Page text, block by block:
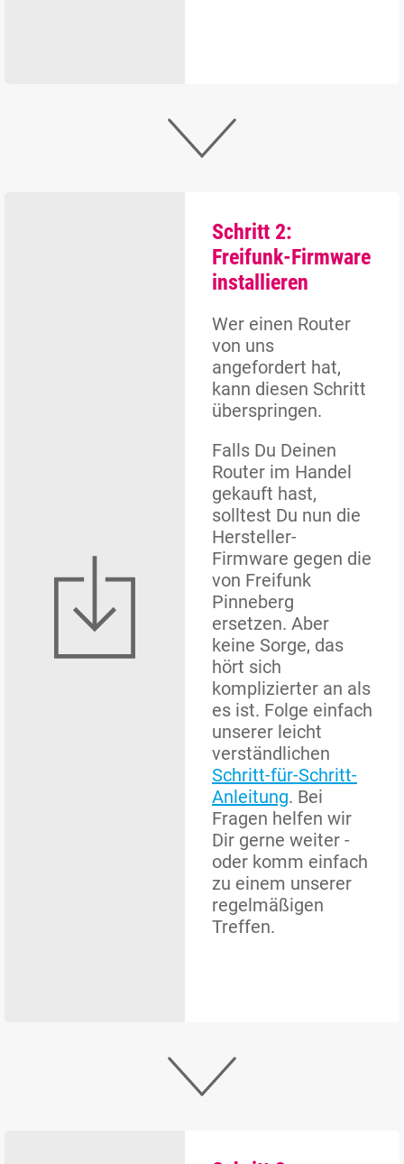
Schritt 2:
Freifunk-Firmware
installieren
Wer einen Router
von uns
angefordert hat,
kann diesen Schritt
überspringen.
Falls Du Deinen
Router im Handel
gekauft hast,
solltest Du nun die
Hersteller-
Firmware gegen die
von Freifunk
Pinneberg
ersetzen. Aber
keine Sorge, das
hört sich
komplizierter an als
es ist. Folge einfach
unserer leicht
verständlichen
Schritt-für-Schritt-
Anleitung. Bei
Fragen helfen wir
Dir gerne weiter -
oder komm einfach
zu einem unserer
regelmäßigen
Treffen.